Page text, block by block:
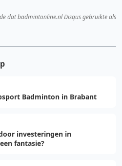
dat badmintonline.nl Disqus gebruikte als
Badminton in Brabant
investeringen in
fantasie?